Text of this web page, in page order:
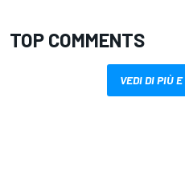
TOP COMMENTS
VEDI DI PIÙ